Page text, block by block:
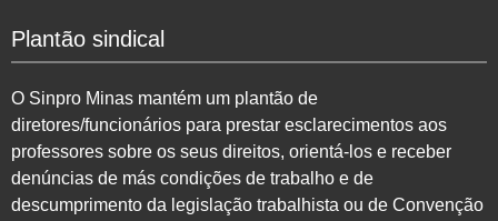
Plantão sindical
O Sinpro Minas mantém um plantão de
diretores/funcionários para prestar esclarecimentos aos
professores sobre os seus direitos, orientá-los e receber
denúncias de más condições de trabalho e de
descumprimento da legislação trabalhista ou de Convenção